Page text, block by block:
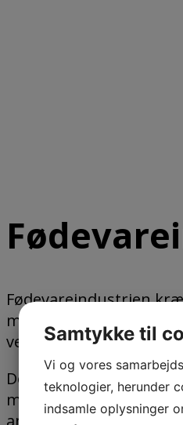
Fødevareindustrien
med hensyn til
vejeprocessen.
Der er fælles
maskiner og
anvendes til
Samtykke til
Vi og vores
teknologier, herunder
indsamle oplysninger